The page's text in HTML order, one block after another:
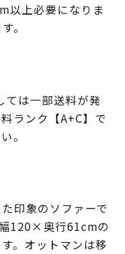
以上必要になりま
。
は一部送料が発
ランク【A+C】で
。
印象のソファーで
120×奥行61cmの
。オットマンは移